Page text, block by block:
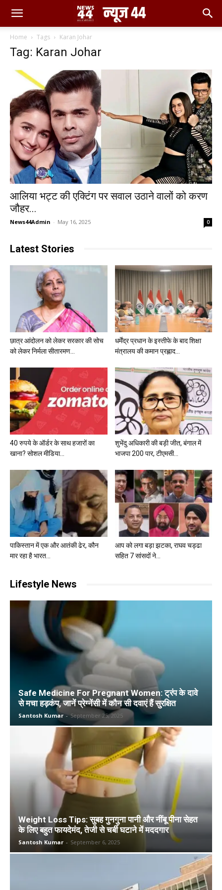
Home Tags Karan Johar
Tag: Karan Johar
आलिया भट्ट की एक्टिंग पर सवाल उठाने वालों को करण
जौहर...
News44Admin - May 16, 2025 0
Latest Stories
छात्र आंदोलन को लेकर सरकार की सोच
को लेकर निर्मला सीतारमण...
धर्मेंद्र प्रधान के इस्तीफे के बाद शिक्षा
मंत्रालय की कमान प्रह्लाद...
40 रुपये के ऑर्डर के साथ हजारों का
खाना? सोशल मीडिया...
शुभेंदु अधिकारी की बड़ी जीत, बंगाल में
भाजपा 200 पार, टीएमसी...
पाकिस्तान में एक और आतंकी ढेर, कौन
मार रहा है भारत...
आप को लगा बड़ा झटका, राघव चड्ढा
सहित 7 सांसदों ने...
Lifestyle News
Safe Medicine For Pregnant Women: ट्रंप के दावे
से मचा हड़कंप, जानें प्रेग्नेंसी में कौन सी दवाएं हैं सुरक्षित
Santosh Kumar - September 25, 2025
Weight Loss Tips: सुबह गुनगुना पानी और नींबू पीना सेहत
के लिए बहुत फायदेमंद, तेजी से चर्बी घटाने में मददगार
Santosh Kumar - September 6, 2025